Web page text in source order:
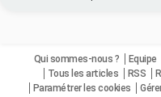
Qui sommes-nous ? Equipe
Tous les articles
RSS
Paramétrer les cookies